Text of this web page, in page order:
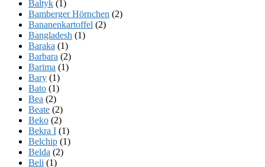
Baltyk (1)
Bamberger Hörnchen (2)
Bananenkartoffel (2)
Bangladesh (1)
Baraka (1)
Barbara (2)
Barima (1)
Bary (1)
Bato (1)
Bea (2)
Beate (2)
Beko (2)
Bekra I (1)
Belchip (1)
Belda (2)
Beli (1)